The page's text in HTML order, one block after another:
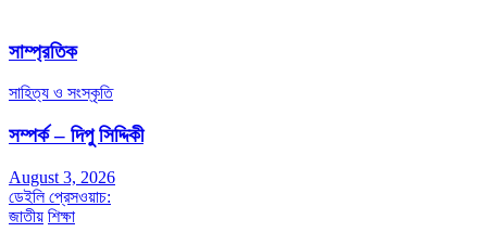
সাম্প্রতিক
সাহিত্য ও সংস্কৃতি
সম্পর্ক – দিপু সিদ্দিকী
August 3, 2026
ডেইলি প্রেসওয়াচ:
জাতীয় শিক্ষা